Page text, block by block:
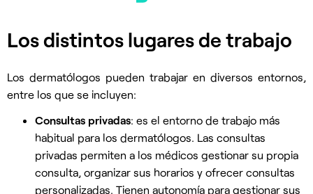
Los distintos lugares de trabajo
Los dermatólogos pueden trabajar en diversos entornos,
entre los que se incluyen:
Consultas privadas: es el entorno de trabajo más
habitual para los dermatólogos. Las consultas
privadas permiten a los médicos gestionar su propia
consulta, organizar sus horarios y ofrecer consultas
personalizadas. Tienen autonomía para gestionar sus